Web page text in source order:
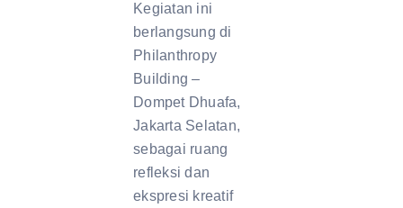
Kegiatan ini
berlangsung di
Philanthropy
Building –
Dompet Dhuafa,
Jakarta Selatan,
sebagai ruang
refleksi dan
ekspresi kreatif